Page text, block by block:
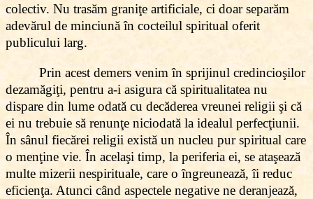
colectiv. Nu trasăm graniţe artificiale, ci doar separăm
adevărul de minciună în cocteilul spiritual oferit
publicului larg.
Prin acest demers venim în sprijinul credincioşilor
dezamăgiţi, pentru a-i asigura că spiritualitatea nu
dispare din lume odată cu decăderea vreunei religii şi că
ei nu trebuie să renunţe niciodată la idealul perfecţiunii.
În sânul fiecărei religii există un nucleu pur spiritual care
o menţine vie. În acelaşi timp, la periferia ei, se ataşează
multe mizerii nespirituale, care o îngreunează, îi reduc
eficienţa. Atunci când aspectele negative ne deranjează,